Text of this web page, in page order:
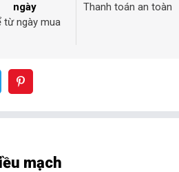
ngày
từ ngày mua
Thanh toán an toàn
mạch